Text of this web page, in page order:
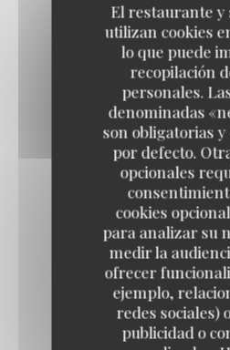
El restaurante y
utilizan cookies
lo que puede
recopilación
personales.
denominadas
son obligatorias
por defecto.
opcionales
cookies
para analizar su
medir la
ofrecer
ejemplo,
redes sociales)
publicidad o
PART DE
4,70 EUR
5,50 EUR
3,10 EUR
SCONE (CRÈME ET